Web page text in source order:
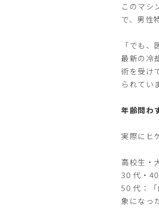
このマシ
で、男性
「でも
最新の冷
術を受け
られてい
年齢問わ
実際にヒ
高校生・
30 代・
50 代：
象になっ